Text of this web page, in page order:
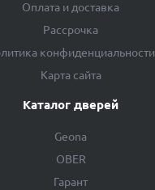
Оплата и доставка
Рассрочка
конфиденциальности
Карта сайта
Каталог дверей
Geona
OBER
Гарант